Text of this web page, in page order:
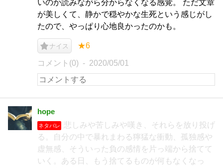
いのか読みながら分からなくなる感覚。 ただ文章
が美しくて、静かで穏やかな生死という感じがし
たので、やっぱり心地良かったのかも。
ナイス ★6
コメント(0) 2020/05/01
hope
ネタバレ
悲しみや苦しみや嘆き、それらを放り投げ
る。自分の中で暴れまわる獰猛な衝動、孤独感や
虚無感、そういった負の感情を片っ端から捨てて
いく。ある日、もう捨てるものが何もなくなっ